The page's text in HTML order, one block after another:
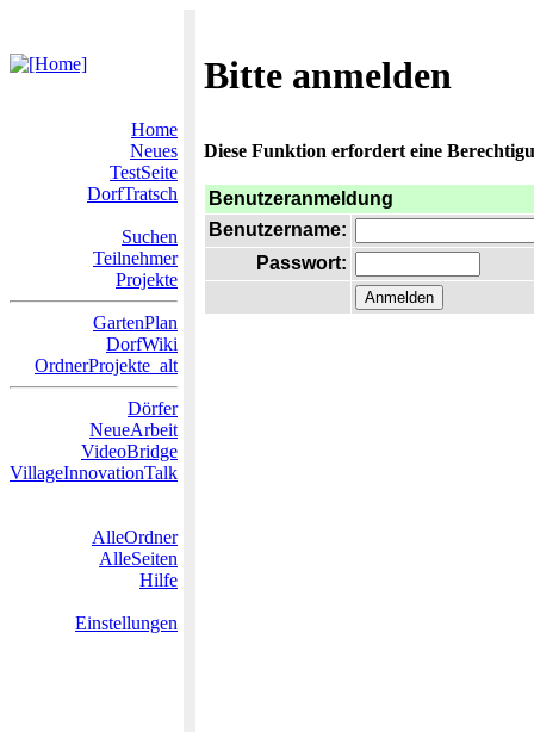
Bitte anmelden
Home
Neues
TestSeite
DorfTratsch
Suchen
Teilnehmer
Projekte
GartenPlan
DorfWiki
OrdnerProjekte_alt
Dörfer
NeueArbeit
VideoBridge
VillageInnovationTalk
AlleOrdner
AlleSeiten
Hilfe
Einstellungen
Diese Funktion erfordert eine
Benutzeranmeldung
Benutzername:
Passwort: